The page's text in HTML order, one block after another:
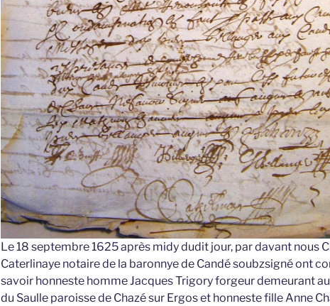
Le 18 septembre 1625 après midy dudit jour, par davant nous
Caterlinaye notaire de la baronnye de Candé soubzsigné ont
savoir honneste homme Jacques Trigory forgeur demeurant
du Saulle paroisse de Chazé sur Ergos et honneste fille Anne